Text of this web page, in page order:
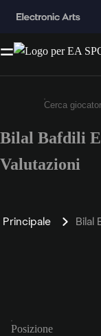
Bilal Bafdili
Valutazioni
Principale Bilal
Posizione